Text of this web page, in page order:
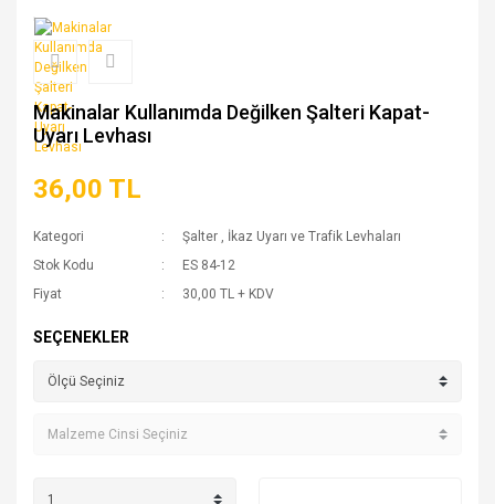
Makinalar Kullanımda Değilken Şalteri Kapat-
Uyarı Levhası
36,00 TL
Kategori Şalter , İkaz Uyarı ve Trafik Levhaları
Stok Kodu
ES 84-12
Fiyat
30,00 TL + KDV
SEÇENEKLER